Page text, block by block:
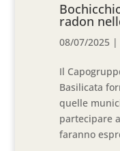
radon
08/07/2025 |
Il
Basilicata
quelle
partecipare
faranno